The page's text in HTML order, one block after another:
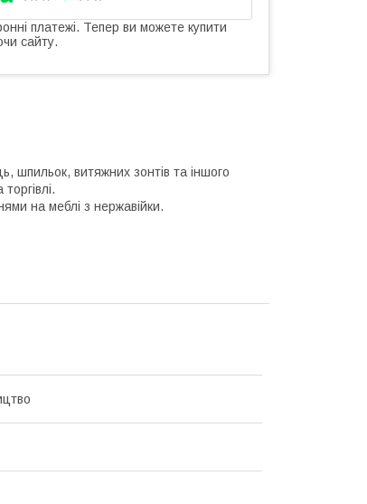
платежі. Тепер ви можете купити
сайту.
шпильок, витяжних зонтів та іншого
на меблі з нержавійки.